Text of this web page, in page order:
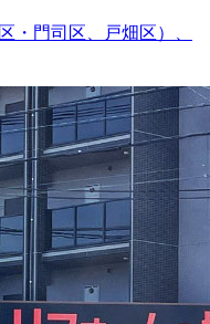
・門司区、戸畑区）、